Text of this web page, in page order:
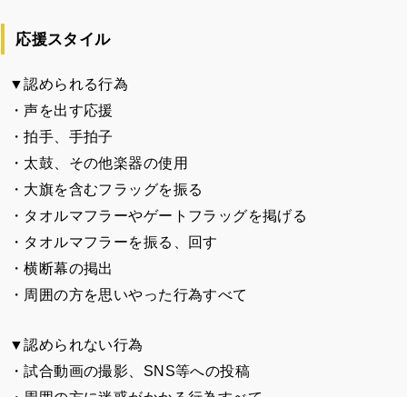
応援スタイル
▼認められる行為
・声を出す応援
・拍手、手拍子
・太鼓、その他楽器の使用
・大旗を含むフラッグを振る
・タオルマフラーやゲートフラッグを掲げる
・タオルマフラーを振る、回す
・横断幕の掲出
・周囲の方を思いやった行為すべて
▼認められない行為
・試合動画の撮影、SNS等への投稿